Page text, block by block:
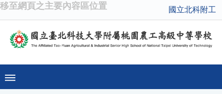
移至網頁之主要內容區位置 國立北科附工